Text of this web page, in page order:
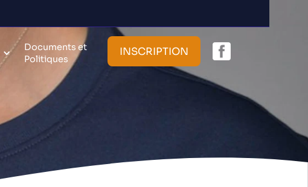
Documents et
Politiques
INSCRIPTION